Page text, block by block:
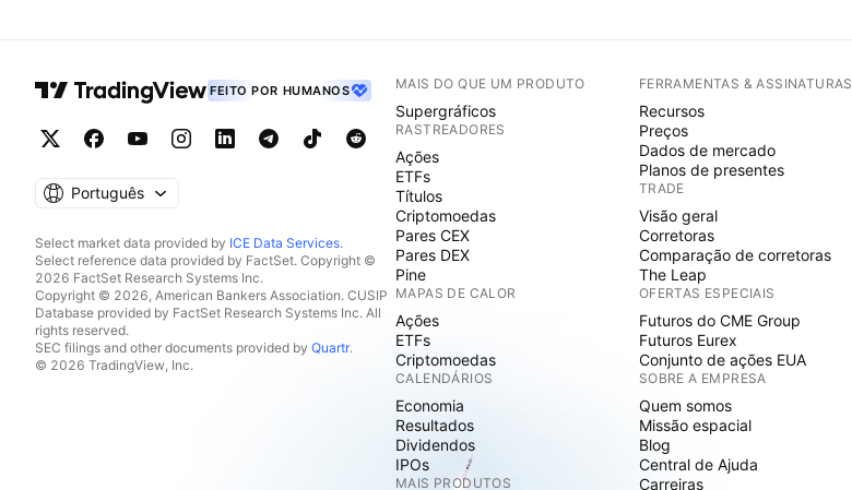
FEITO POR HUMANOS
Português
Select market data provided by ICE Data Services.
Select reference data provided by FactSet. Copyright ©
2026 FactSet Research Systems Inc.
Copyright © 2026, American Bankers Association. CUSIP
Database provided by FactSet Research Systems Inc. All
rights reserved.
SEC filings and other documents provided by Quartr.
© 2026 TradingView, Inc.
MAIS DO QUE UM PRODUTO
Supergráficos
RASTREADORES
Ações
ETFs
Títulos
Criptomoedas
Pares CEX
Pares DEX
Pine
MAPAS DE CALOR
Ações
ETFs
Criptomoedas
CALENDÁRIOS
Economia
Resultados
Dividendos
IPOs
MAIS PRODUTOS
FERRAMENTAS & ASSINATURAS
Recursos
Preços
Dados de mercado
Planos de presentes
TRADE
Visão geral
Corretoras
Comparação de corretoras
The Leap
OFERTAS ESPECIAIS
Futuros do CME Group
Futuros Eurex
Conjunto de ações EUA
SOBRE A EMPRESA
Quem somos
Missão espacial
Blog
Central de Ajuda
Carreiras